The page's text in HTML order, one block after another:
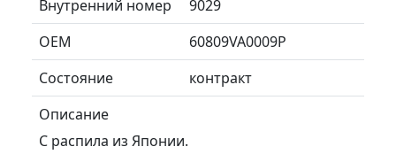
Внутренний номер
9029
ОЕМ
60809VA0009P
Состояние
контракт
Описание
С распила из Японии.